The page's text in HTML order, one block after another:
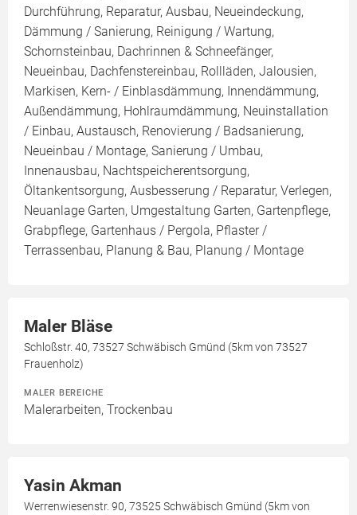
Durchführung, Reparatur, Ausbau, Neueindeckung,
Dämmung / Sanierung, Reinigung / Wartung,
Schornsteinbau, Dachrinnen & Schneefänger,
Neueinbau, Dachfenstereinbau, Rollläden, Jalousien,
Markisen, Kern- / Einblasdämmung, Innendämmung,
Außendämmung, Hohlraumdämmung, Neuinstallation
/ Einbau, Austausch, Renovierung / Badsanierung,
Neueinbau / Montage, Sanierung / Umbau,
Innenausbau, Nachtspeicherentsorgung,
Öltankentsorgung, Ausbesserung / Reparatur, Verlegen,
Neuanlage Garten, Umgestaltung Garten, Gartenpflege,
Grabpflege, Gartenhaus / Pergola, Pflaster /
Terrassenbau, Planung & Bau, Planung / Montage
Maler Bläse
Schloßstr. 40, 73527 Schwäbisch Gmünd (5km von 73527
Frauenholz)
MALER BEREICHE
Malerarbeiten, Trockenbau
Yasin Akman
Werrenwiesenstr. 90, 73525 Schwäbisch Gmünd (5km von